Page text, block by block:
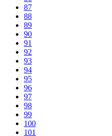
87
88
89
90
91
92
93
94
95
96
97
98
99
100
101